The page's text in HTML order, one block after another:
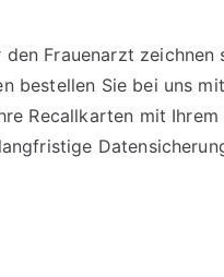
Frauenarzt
bestellen Sie bei uns
Recallkarten mit